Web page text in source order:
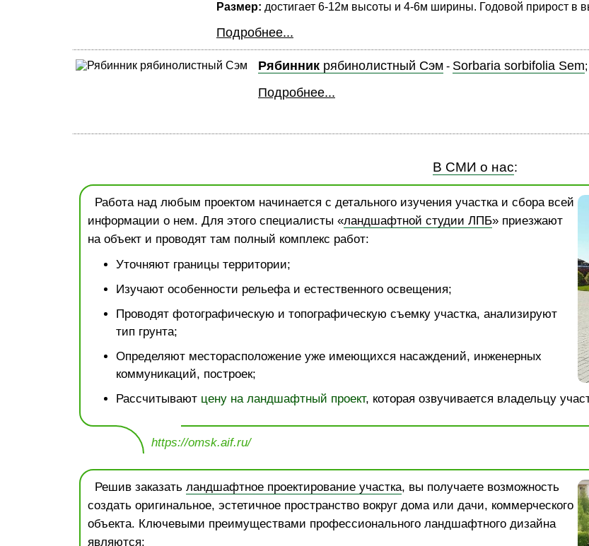
Размер: достигает 6-12м высоты и 4-6м ширины. Годовой прирост в
Подробнее...
Рябинник рябинолистный Сэм - Sorbaria sorbifolia Sem;
Подробнее...
В СМИ о нас:
Работа над любым проектом начинается с детального изучения участка и сбора всей
информации о нем. Для этого специалисты «ландшафтной студии ЛПБ» приезжают
на объект и проводят там полный комплекс работ:
Уточняют границы территории;
Изучают особенности рельефа и естественного освещения;
Проводят фотографическую и топографическую съемку участка, анализируют
тип грунта;
Определяют месторасположение уже имеющихся насаждений, инженерных
коммуникаций, построек;
Рассчитывают цену на ландшафтный проект, которая озвучивается владельцу
https://omsk.aif.ru/
Решив заказать ландшафтное проектирование участка, вы получаете возможность
создать оригинальное, эстетичное пространство вокруг дома или дачи, коммерческого
объекта. Ключевыми преимуществами профессионального ландшафтного дизайна
являются: